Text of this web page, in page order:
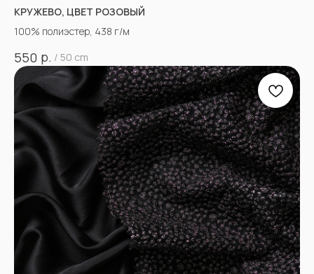
КРУЖЕВО, ЦВЕТ РОЗОВЫЙ
100% полиэстер, 438 г/м
550 р. / 50 cm